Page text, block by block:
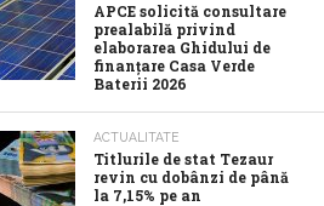
APCE solicită consultare
prealabilă privind
elaborarea Ghidului de
finanțare Casa Verde
Baterii 2026
ACTUALITATE
Titlurile de stat Tezaur
revin cu dobânzi de până
la 7,15% pe an